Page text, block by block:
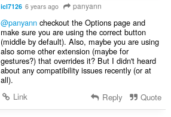
icl7126 6 years ago panyann
@panyanncheckout the Options page and
make sure you are using the correct button
(middle by default). Also, maybe you are using
also some other extension (maybe for
gestures?) that overrides it? But I didn't heard
about any compatibility issues recently (or at
all).
Link
Reply Quote